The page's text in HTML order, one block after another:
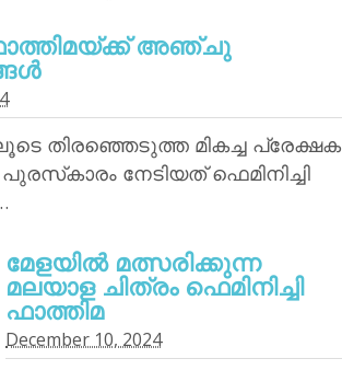
ഫാത്തിമയ്ക്ക് അഞ്ചു
തിരഞ്ഞെടുത്ത മികച്ച പ്രേക്ഷക
നേടിയത് ഫെമിനിച്ചി
മേളയില്‍ മത്സരിക്കുന്ന
മലയാള ചിത്രം ഫെമിനിച്ചി
ഫാത്തിമ
December 10, 2024